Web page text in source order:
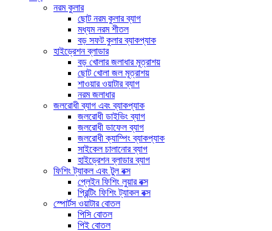
নরম কুলার
ছোট নরম কুলার ব্যাগ
মধ্যম নরম শীতল
বড় সফট কুলার ব্যাকপ্যাক
হাইড্রেশন ব্লাডার
বড় খোলার জলাধার মূত্রাশয়
ছোট খোলা জল মূত্রাশয়
শাওয়ার ওয়াটার ব্যাগ
নরম জলাধার
জলরোধী ব্যাগ এবং ব্যাকপ্যাক
জলরোধী ডাইভিং ব্যাগ
জলরোধী ডাফেল ব্যাগ
জলরোধী ক্যাম্পিং ব্যাকপ্যাক
সাইকেল চালানোর ব্যাগ
হাইড্রেশন ব্লাডার ব্যাগ
ফিশিং ট্যাকল এবং টুল বক্স
প্লেইন ফিশিং লুয়ার বক্স
প্রিন্টিং ফিশিং ট্যাকল বক্স
স্পোর্টস ওয়াটার বোতল
পিসি বোতল
পিই বোতল